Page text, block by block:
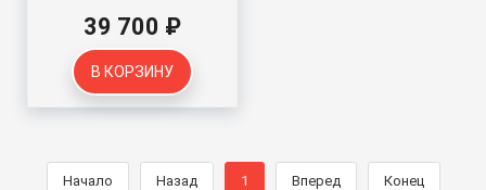
39 700 ₽
В КОРЗИНУ
Начало Назад 1 Вперед Конец